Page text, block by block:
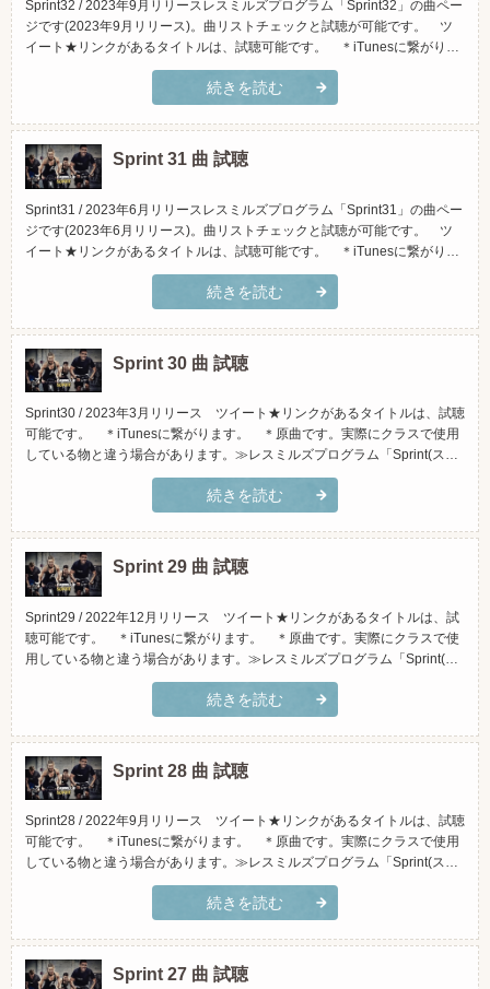
Sprint32 / 2023年9月リリースレスミルズプログラム「Sprint32」の曲ペー
ジです(2023年9月リリース)。曲リストチェックと試聴が可能です。 ツ
イート★リンクがあるタイトルは、試聴可能です。 ＊iTunesに繋がりま
す。 ＊原曲です。実際にクラスで使用している物と違う場合がありま
す。≫レスミルズプログラム「Sprint(スプリント)」とは？(スマホでご覧
頂く場合、横向きになさっ...
続きを読む
Sprint 31 曲 試聴
Sprint31 / 2023年6月リリースレスミルズプログラム「Sprint31」の曲ペー
ジです(2023年6月リリース)。曲リストチェックと試聴が可能です。 ツ
イート★リンクがあるタイトルは、試聴可能です。 ＊iTunesに繋がりま
す。 ＊原曲です。実際にクラスで使用している物と違う場合がありま
す。≫レスミルズプログラム「Sprint(スプリント)」とは？(スマホでご覧
頂く場合、横向きになさっ...
続きを読む
Sprint 30 曲 試聴
Sprint30 / 2023年3月リリース ツイート★リンクがあるタイトルは、試聴
可能です。 ＊iTunesに繋がります。 ＊原曲です。実際にクラスで使用
している物と違う場合があります。≫レスミルズプログラム「Sprint(スプ
リント)」とは？(スマホでご覧頂く場合、横向きになさって頂くと見やす
くなっております)トラックタイトルアーティストiTunesで試聴Amazonで
続きを読む
Sprint 29 曲 試聴
Sprint29 / 2022年12月リリース ツイート★リンクがあるタイトルは、試
聴可能です。 ＊iTunesに繋がります。 ＊原曲です。実際にクラスで使
用している物と違う場合があります。≫レスミルズプログラム「Sprint(ス
プリント)」とは？(スマホでご覧頂く場合、横向きになさって頂くと見や
すくなっております)トラックタイトルアーティストiTunesで試聴Amazon
続きを読む
Sprint 28 曲 試聴
Sprint28 / 2022年9月リリース ツイート★リンクがあるタイトルは、試聴
可能です。 ＊iTunesに繋がります。 ＊原曲です。実際にクラスで使用
している物と違う場合があります。≫レスミルズプログラム「Sprint(スプ
リント)」とは？(スマホでご覧頂く場合、横向きになさって頂くと見やす
くなっております)トラックタイトルアーティストiTunesで試聴Amazonで
続きを読む
Sprint 27 曲 試聴